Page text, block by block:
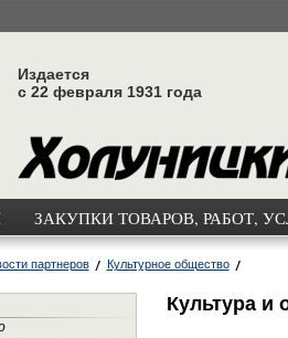
Издается
с 22 февраля 1931 года
ЗАКУПКИ ТОВАРОВ, РАБОТ,
партнеров Культурное общество
Культура и